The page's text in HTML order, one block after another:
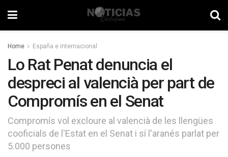
Home España e internacional
Lo Rat Penat denuncia el
despreci al valencià per part de
Compromís en el Senat
Compromís vol excloure al valencià de les llengües
cooficials de l'Estat en el Senat i sí l'aranés parlat per
5.000 persones